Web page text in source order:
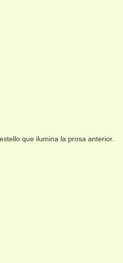
que ilumina la prosa anterior.